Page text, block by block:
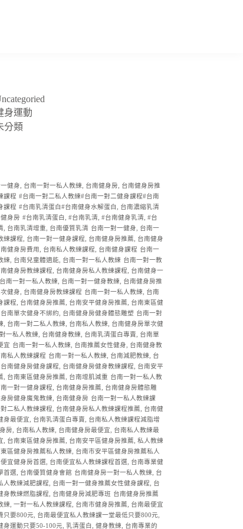
身運動
分類
健身, 台南一對一私人教練, 台南健身房, 台南健身房推
課程 #台南一對二私人教練#台南一對二健身課程#台南
課程 #台南乳清蛋白#台南健身水解蛋白, 台南濃縮乳清
身房 #台南乳清蛋白, #台南乳清, #台南健身乳清, #台
, 台南乳清增重, 台南優質乳清 台南一對一健身, 台南一
練課程, 台南一對一健身課程, 台南健身房推薦, 台南健身
健身房費用, 台南私人教練課程, 台南健身課程 台南一
練, 台南兒童體適能, 台南一對一私人教練 台南一對一教
健身房教練課程, 台南健身房私人教練課程, 台南健身一
台南一對一私人教練, 台南一對一健身教練, 台南健身房推
健身, 台南健身房教練課程 台南一對一私人教練, 台南
課程, 台南健身房推薦, 台南安平健身房推薦, 台南東區健
南單次健身不綁約, 台南健身房健身體態雕塑 台南一對
, 台南一對二私人教練, 台南私人教練, 台南健身房單次健
一私人教練, 台南健身教練, 台南乳清蛋白專賣, 台南單
宜 台南一對一私人教練, 台南推薦女性健身, 台南健身教
私人教練課程 台南一對一私人教練, 台南減肥教練, 台
南健身房健身課程, 台南健身房健身教練課程, 台南安平
, 台南東區健身房推薦, 台南增肌減重 台南一對一私人教
一對一健身課程, 台南健身房推薦, 台南健身房體態雕
房健身魔鬼教練, 台南健身房 台南一對一私人教練課
二私人教練課程, 台南健身房私人教練課程推薦, 台南健
身最便宜, 台南乳清蛋白專賣, 台南私人教練課程減脂增
房, 台南私人教練, 台南健身房最便宜, 台南私人教練最
, 台南東區健身房推薦, 台南安平區健身房推薦, 私人教練
區健身房推薦私人教練, 台南市安平區健身房推薦私人
宜健身房首選, 台南便宜私人教練課程首選, 台南專業健
首選, 台南優質健身會館 台南健身房一對一私人教練, 台
人教練減肥課程, 台南一對一健身推薦女性健身課程, 台
身教練燃脂課程, 台南健身房減肥專班 台南健身房推薦
練, 一對一私人教練課程, 台南市健身房推薦, 台南最便宜
只要800元, 台南最便宜私人教練課一堂最低只要800元,
身運動只要50-100元, 乳清蛋白, 健身教練, 台南專業的